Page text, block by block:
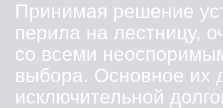
Принимая решение
перила на лестницу,
со всеми
выбора. Основное их
исключительной